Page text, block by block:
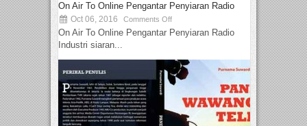
On Air To Online Pengantar Penyiaran Radio
Oct 06, 2016 Comments Off
On Air To Online Pengantar Penyiaran Radio
Industri siaran...